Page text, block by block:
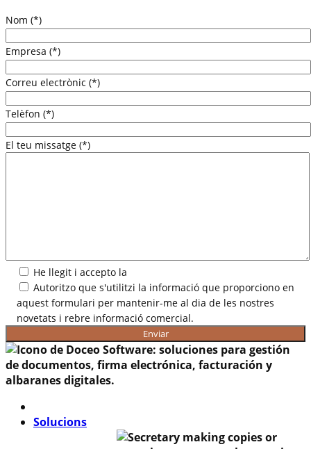
Nom (*)
Empresa (*)
Correu electrònic (*)
Telèfon (*)
El teu missatge (*)
He llegit i accepto la
Autoritzo que s'utilitzi la informació que proporciono en
aquest formulari per mantenir-me al dia de les nostres
novetats i rebre informació comercial.
Solucions